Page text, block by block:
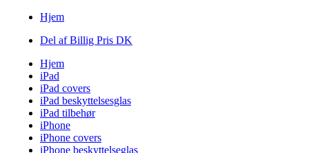
Hjem
Del af Billig Pris DK
Hjem
iPad
iPad covers
iPad beskyttelsesglas
iPad tilbehør
iPhone
iPhone covers
iPhone beskyttelseglas